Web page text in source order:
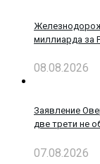
миллиарда за
08.08.2026
Заявление
две трети не
07.08.2026